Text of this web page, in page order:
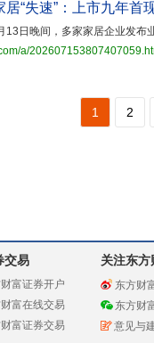
“失速”：上市九年首
13日晚间，多家家居企业发布
a/
1 2
交易
富证券开户
富在线交易
富证券交易
关注东方
东方财
东方财
意见与